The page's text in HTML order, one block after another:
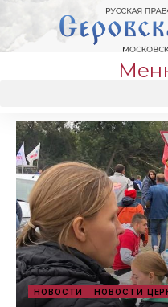
НОВОСТИ НОВОСТИ